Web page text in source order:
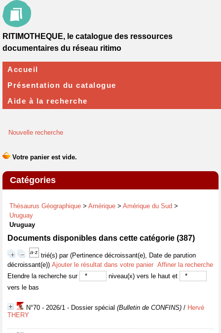
Nouvelle recherche
Catégories
Thésaurus Géographique > Amérique > Amérique du Sud >
Uruguay
Uruguay
Documents disponibles dans cette catégorie (387)
trié(s) par (Pertinence décroissant(e), Date de parution
décroissant(e)) Ajouter le résultat dans votre panier Affiner la recherche
Etendre la recherche sur
niveau(x) vers le haut et
vers le bas
N°70 - 2026/1 - Dossier spécial (Bulletin de CONFINS) / Hervé
THERY
RITIMOTHEQUE, le catalogue des ressources
documentaires du réseau ritimo
Accueil
Présentation du catalogue
Aide à la recherche